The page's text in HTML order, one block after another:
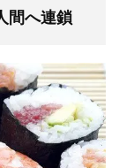
間へ連鎖